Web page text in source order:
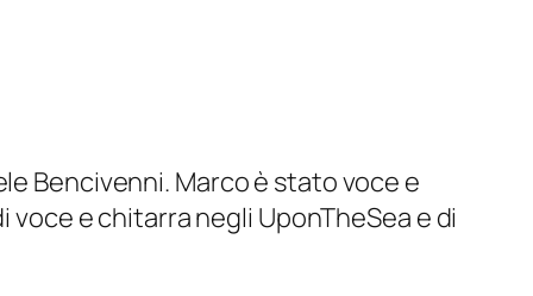
Bencivenni. Marco è stato voce e
voce e chitarra negli UponTheSea e di